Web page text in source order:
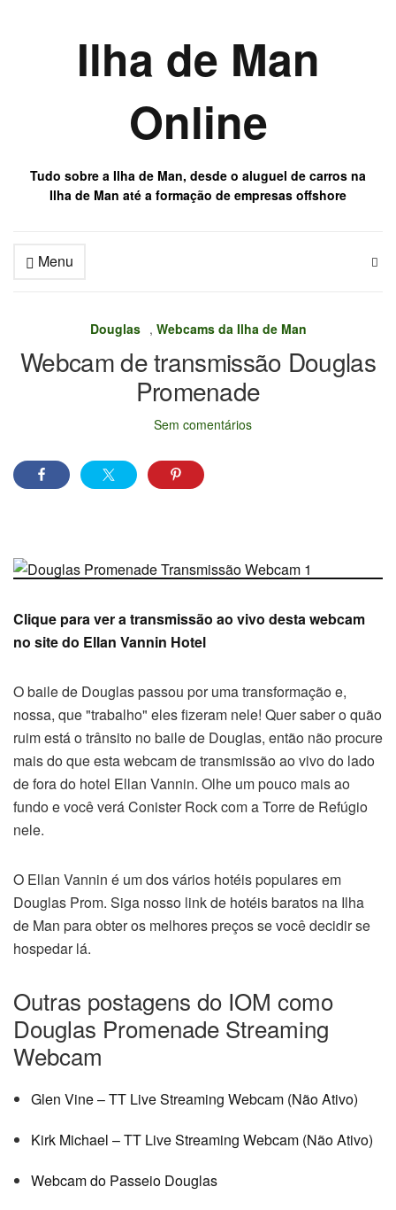
Ilha de Man
Online
Tudo sobre a Ilha de Man, desde o aluguel de carros na
Ilha de Man até a formação de empresas offshore
Menu
Douglas , Webcams da Ilha de Man
Webcam de transmissão Douglas
Promenade
Sem comentários
Clique para ver a transmissão ao vivo desta webcam
no site do Ellan Vannin Hotel
O baile de Douglas passou por uma transformação e,
nossa, que "trabalho" eles fizeram nele! Quer saber o quão
ruim está o trânsito no baile de Douglas, então não procure
mais do que esta webcam de transmissão ao vivo do lado
de fora do hotel Ellan Vannin. Olhe um pouco mais ao
fundo e você verá Conister Rock com a Torre de Refúgio
nele.
O Ellan Vannin é um dos vários hotéis populares em
Douglas Prom. Siga nosso link de hotéis baratos na Ilha
de Man para obter os melhores preços se você decidir se
hospedar lá.
Outras postagens do IOM como
Douglas Promenade Streaming
Webcam
Glen Vine – TT Live Streaming Webcam (Não Ativo)
Kirk Michael – TT Live Streaming Webcam (Não Ativo)
Webcam do Passeio Douglas